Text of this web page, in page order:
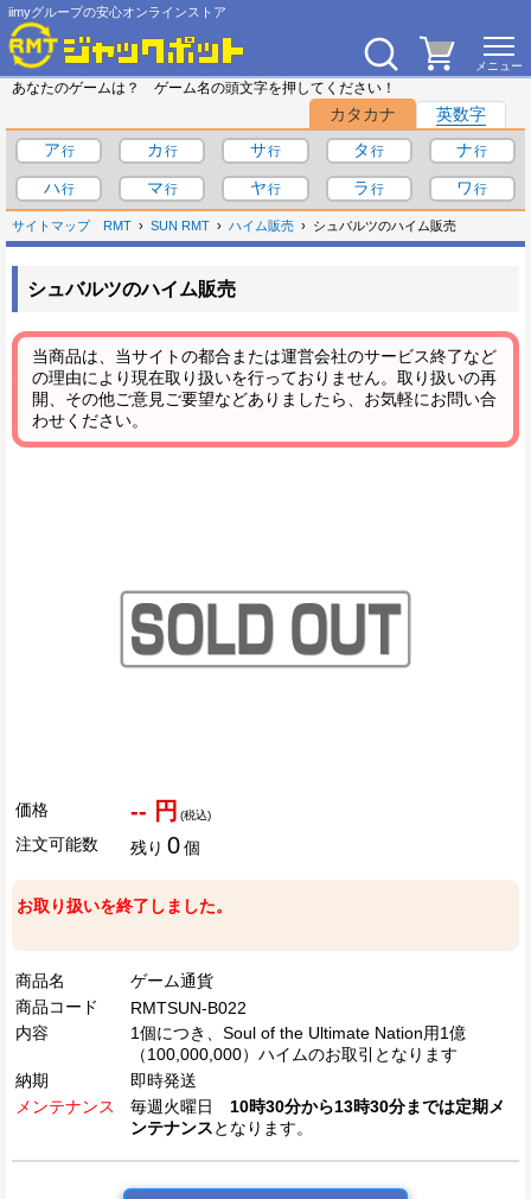
iimyグループの安心オンラインストア
あなたのゲームは？ ゲーム名の頭文字を押してください！
カタカナ
英数字
ア
カ サ タ
ナ
ハ
マ ヤ ラ ワ
サイトマップ RMT SUN RMT ハイム販売 シュバルツのハイム販売
シュバルツのハイム販売
当商品は、当サイトの都合または運営会社のサービス終了など
の理由により現在取り扱いを行っておりません。取り扱いの再
開、その他ご意見ご要望などありましたら、お気軽にお問い合
わせください。
価格 -- 円 (税込)
注文可能数 残り 0個
お取り扱いを終了しました。
商品名
ゲーム通貨
商品コード
RMTSUN-B022
内容
1個につき、Soul of the Ultimate Nation用1億
（100,000,000）ハイムのお取引となります
納期
即時発送
メンテナンス
毎週火曜日 10時30分から13時30分までは定期メ
ンテナンスとなります。